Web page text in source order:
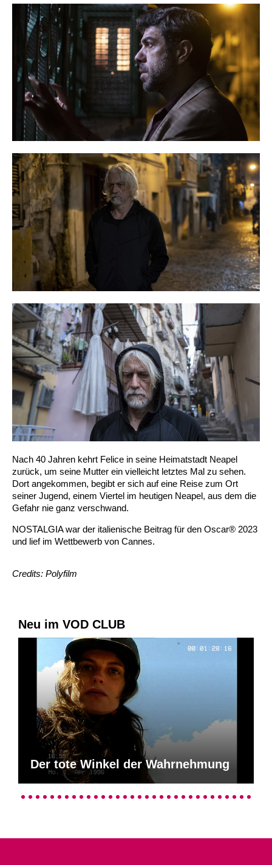
Nach 40 Jahren kehrt Felice in seine Heimatstadt Neapel
zurück, um seine Mutter ein vielleicht letztes Mal zu sehen.
Dort angekommen, begibt er sich auf eine Reise zum Ort
seiner Jugend, einem Viertel im heutigen Neapel, aus dem die
Gefahr nie ganz verschwand.
NOSTALGIA war der italienische Beitrag für den Oscar® 2023
und lief im Wettbewerb von Cannes.
Credits: Polyfilm
Neu im VOD CLUB
Der tote Winkel der Wahrnehmung